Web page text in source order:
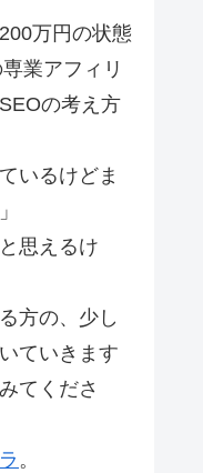
万円の状態
業アフィリ
の考え方
いるけどま
思えるけ
方の、少し
ていきます
てくださ
。